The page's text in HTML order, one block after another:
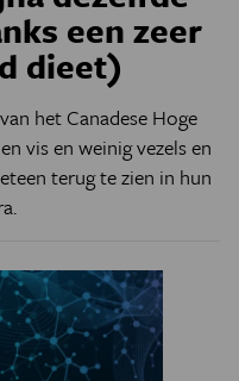
een zeer
dieet)
het Canadese Hoge
vis en weinig vezels en
terug te zien in hun